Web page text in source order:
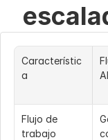
Característic
a
Flujo de
trabajo